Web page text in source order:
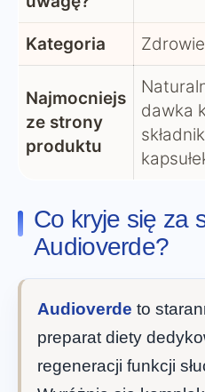
Kategoria
Najmocniejs
ze strony
produktu
dawka
Co kryje się za
Audioverde?
Audioverde to
preparat diety
regeneracji funkcji